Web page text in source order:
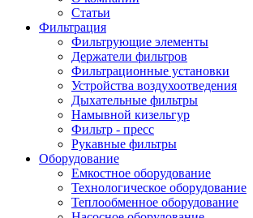
Статьи
Фильтрация
Фильтрующие элементы
Держатели фильтров
Фильтрационные установки
Устройства воздухоотведения
Дыхательные фильтры
Намывной кизельгур
Фильтр - пресс
Рукавные фильтры
Оборудование
Емкостное оборудование
Технологическое оборудование
Теплообменное оборудование